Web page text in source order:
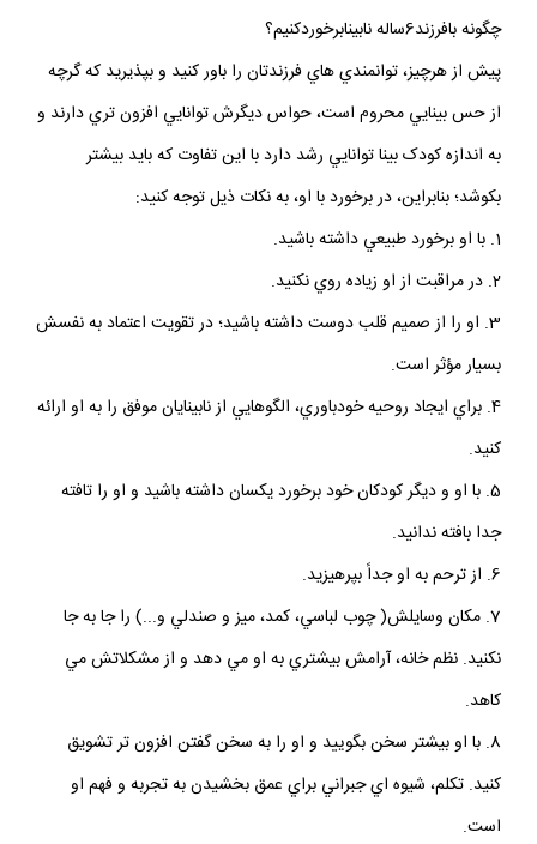
چگونه بافرزند6ساله نابينابرخوردکنيم؟
پيش از هرچيز، توانمندي هاي فرزندتان را باور کنيد و بپذيريد که گرچه
از حس بينايي محروم است، حواس ديگرش توانايي افزون تري دارند و
به اندازه کودک بينا توانايي رشد دارد با اين تفاوت که بايد بيشتر
بکوشد؛ بنابراين، در برخورد با او، به نکات ذيل توجه کنيد:
1. با او برخورد طبيعي داشته باشيد.
2. در مراقبت از او زياده روي نکنيد.
3. او را از صميم قلب دوست داشته باشيد؛ در تقويت اعتماد به نفسش
بسيار مؤثر است.
4. براي ايجاد روحيه خودباوري، الگوهايي از نابينايان موفق را به او ارائه
کنيد.
5. با او و ديگر کودکان خود برخورد يکسان داشته باشيد و او را تافته
جدا بافته ندانيد.
6. از ترحم به او جداً بپرهيزيد.
7. مکان وسايلش( چوب لباسي، کمد، ميز و صندلي و...) را جا به جا
نکنيد. نظم خانه، آرامش بيشتري به او مي دهد و از مشکلاتش مي
کاهد.
8. با او بيشتر سخن بگوييد و او را به سخن گفتن افزون تر تشويق
کنيد. تکلم، شيوه اي جبراني براي عمق بخشيدن به تجربه و فهم او
است.